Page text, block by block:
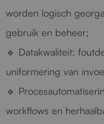
worden logisch
gebruik en beheer;
🔹 Datakwaliteit:
uniformering van
🔹
workflows en